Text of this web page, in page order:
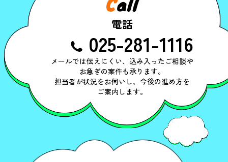
電話
025-281-1116
メールでは伝えにくい、込み入ったご相談や
お急ぎの案件も承ります。
担当者が状況をお伺いし、今後の進め方を
ご案内します。